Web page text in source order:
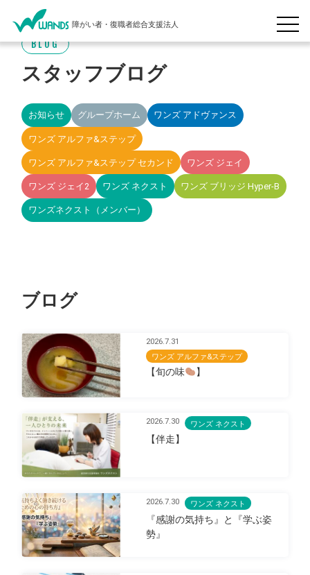
障がい者・復職者総合支援法人
BLOG
スタッフブログ
お知らせ グループホーム ワンズ アドヴァンス
ワンズ アルファ&ステップ
ワンズ アルファ&ステップ セカンド ワンズ ジェイ
ワンズ ジェイ2 ワンズ ネクスト ワンズ ブリッジ Hyper-B
ワンズネクスト（メンバー）
ブログ
2026.7.31
ワンズ アルファ&ステップ
【旬の味 】
2026.7.30 ワンズ ネクスト
【伴走】
2026.7.30 ワンズ ネクスト
『感謝の気持ち』と『学ぶ姿
勢』